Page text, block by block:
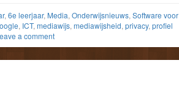
, 6e leerjaar, Media, Onderwijsnieuws, Software voor
, ICT, mediawijs, mediawijsheid, privacy, profiel
a comment